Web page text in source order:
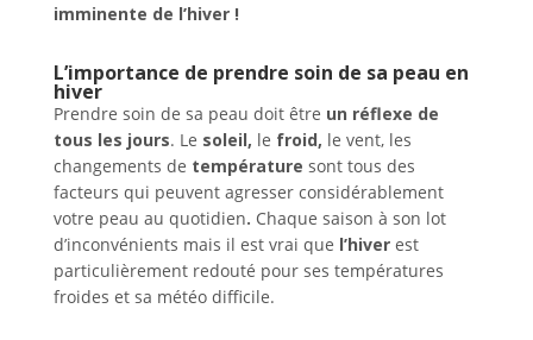
imminente de l’hiver !
L’importance de prendre soin de sa peau en
hiver
Prendre soin de sa peau doit être un réflexe de
tous les jours. Le soleil, le froid, le vent, les
changements de température sont tous des
facteurs qui peuvent agresser considérablement
votre peau au quotidien. Chaque saison à son lot
d’inconvénients mais il est vrai que l’hiverest
particulièrement redouté pour ses températures
froides et sa météo difficile.